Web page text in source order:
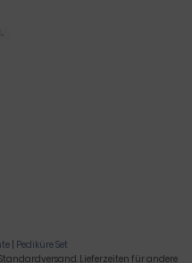
| Pediküre Set
Lieferzeiten für andere